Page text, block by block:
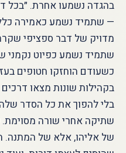
בהגדה נשמעו אחרת. ״בכל
— שתמיד נשמע כאמירה
מדויק של דבר ספציפי
שתמיד נשמע כפיוט
כשעודם הוחזקו חטופים
בקהילות שונות מצאו
בלי להפוך את כל הסדר
שתיקה אחרי שורה
של אליהו, אלא של המתנה.